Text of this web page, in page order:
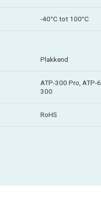
-40°C tot 100°C
Plakkend
ATP-300 Pro, ATP-
300
RoHS